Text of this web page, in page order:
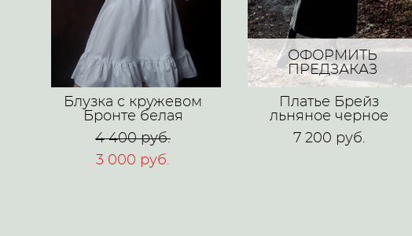
Блузка с кружевом
Бронте белая
4 400 pуб.
3 000 pуб.
ОФОРМИТЬ
ПРЕДЗАКАЗ
Платье Брейз
льняное черное
7 200 pуб.